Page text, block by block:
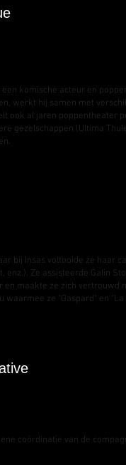
een komische acteur en
werkt hij samen met
ook al jaren poppentheater
gezelschappen (Ultima
bij Insas voltooide ze haar
enz.). Ze assisteerde Galin
en maakte ze zich vertrouwd
waarmee ze "Gaspard" en
coördinatie van de